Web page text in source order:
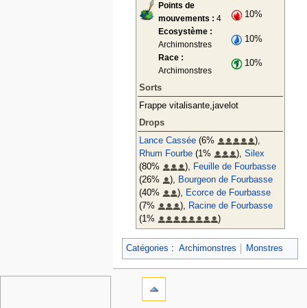
Points de
mouvements : 4
Ecosystème :
Archimonstres
Race :
Archimonstres
10%
10%
10%
Sorts
Frappe vitalisante,javelot
Drops
Lance Cassée(6%
),
Rhum Fourbe(1% ), Silex
(80%
), Feuille de Fourbasse
(26%
), Bourgeon de Fourbasse
(40%
), Ecorce de Fourbasse
(7%
), Racine de Fourbasse
(1%
)
Catégories : Archimonstres Monstres